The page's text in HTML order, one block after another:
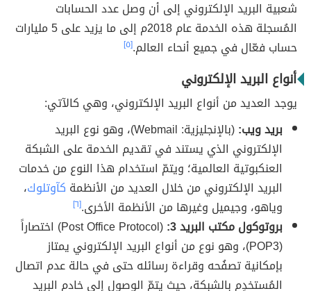
شعبية البريد الإلكتروني إلى أن وصل عدد الحسابات
المُسجلة هذه الخدمة عام 2018م إلى ما يزيد على 5 مليارات
حساب فعّال في جميع أنحاء العالم.[٥]
أنواع البريد الإلكتروني
يوجد العديد من أنواع البريد الإلكتروني، وهي كالآتي:
بريد ويب:
(بالإنجليزية: Webmail)، وهو نوع البريد
الإلكتروني الذي يستند في تقديم الخدمة على الشبكة
العنكبوتية العالمية؛ ويتمّ استخدام هذا النوع من خدمات
البريد الإلكتروني من خلال العديد من الأنظمة كآوتلوك،
وياهو، وجيميل وغيرها من الأنظمة الأخرى.[٦]
بروتوكول مكتب البريد 3:
(Post Office Protocol) اختصاراً
(POP3)، وهو نوع من أنواع البريد الإلكتروني يمتاز
بإمكانية تصفُحه وقراءة رسائله حتى في حالة عدم اتصال
المُستخدِم بالشبكة، حيث يتمّ الوصول إلى خادم البريد